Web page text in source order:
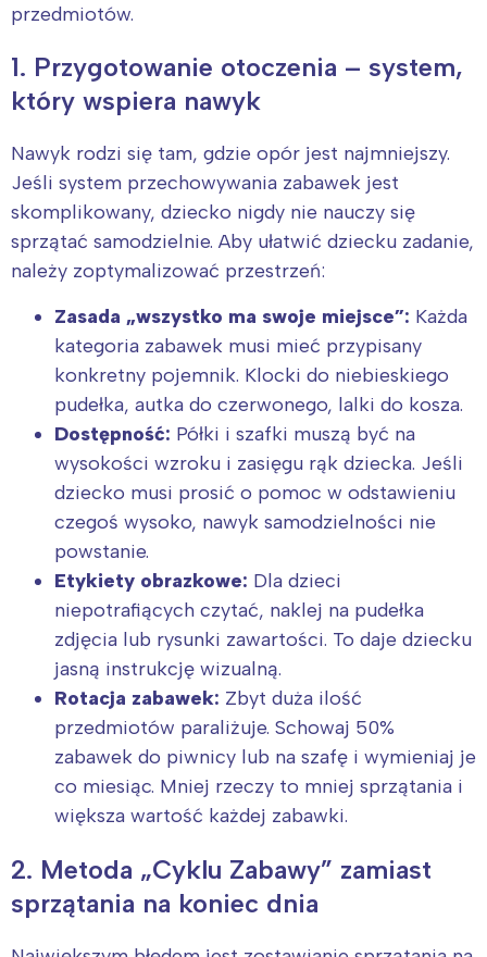
przedmiotów.
1. Przygotowanie otoczenia – system,
który wspiera nawyk
Nawyk rodzi się tam, gdzie opór jest najmniejszy.
Jeśli system przechowywania zabawek jest
skomplikowany, dziecko nigdy nie nauczy się
sprzątać samodzielnie. Aby ułatwić dziecku zadanie,
należy zoptymalizować przestrzeń:
Zasada „wszystko ma swoje miejsce”: Każda
kategoria zabawek musi mieć przypisany
konkretny pojemnik. Klocki do niebieskiego
pudełka, autka do czerwonego, lalki do kosza.
Dostępność: Półki i szafki muszą być na
wysokości wzroku i zasięgu rąk dziecka. Jeśli
dziecko musi prosić o pomoc w odstawieniu
czegoś wysoko, nawyk samodzielności nie
powstanie.
Etykiety obrazkowe: Dla dzieci
niepotrafiących czytać, naklej na pudełka
zdjęcia lub rysunki zawartości. To daje dziecku
jasną instrukcję wizualną.
Rotacja zabawek: Zbyt duża ilość
przedmiotów paraliżuje. Schowaj 50%
zabawek do piwnicy lub na szafę i wymieniaj je
co miesiąc. Mniej rzeczy to mniej sprzątania i
większa wartość każdej zabawki.
2. Metoda „Cyklu Zabawy” zamiast
sprzątania na koniec dnia